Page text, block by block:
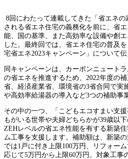
8回にわたって連載してきた「省エネの
される省エネ住宅の義務化を前に、省
能、国の基準、また高効率な設備や創
した。最終回では、省エネ住宅の普及
宅省エネ2023キャンペーン」について伝
同キャンペーンは、カーボンニュート
の省エネを推進するため、2022年度の
省、経済産業省、環境省の3省合同で実
や高効率給湯器の導入など3つの補助事
その中の一つ、「こどもエコすまい支
もがいる世帯や夫婦どちらかが39歳以
ZEHレベルの省エネ性能を有する新築
ム工事を支援します。補助額は、新築
では1戸に付き上限100万円、リフォー
応じて5万円から上限60万円。対象工事